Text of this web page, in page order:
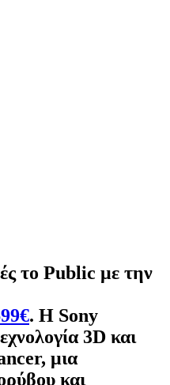
το Public με την
. H Sony
3D και
μια
και